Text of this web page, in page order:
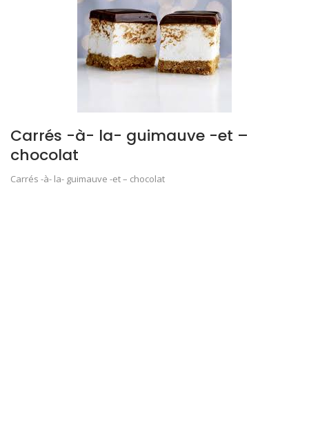
Carrés -à- la- guimauve -et –
chocolat
Carrés -à- la- guimauve -et – chocolat